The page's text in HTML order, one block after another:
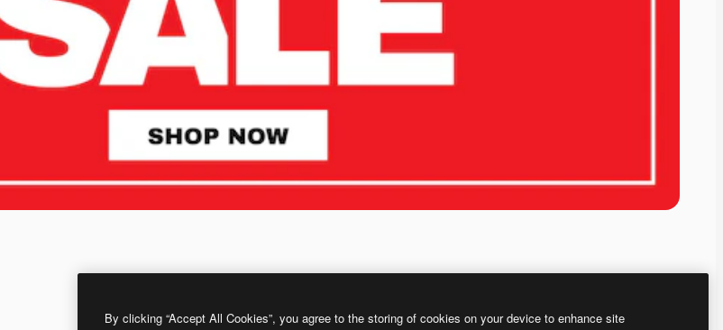
By clicking “Accept All Cookies”, you agree to the storing of cookies on your device to enhance site